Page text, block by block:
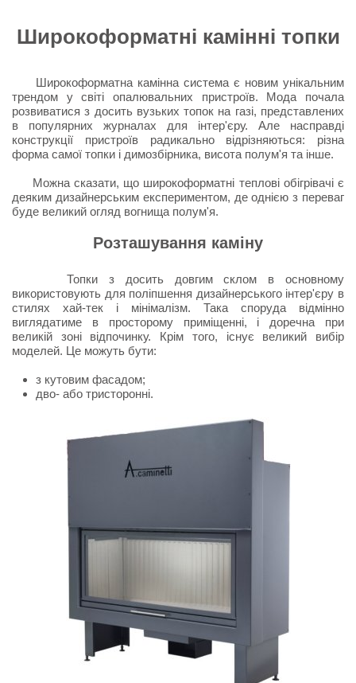
Широкоформатні камінні топки
Широкоформатна камінна система є новим унікальним
трендом у світі опалювальних пристроїв. Мода почала
розвиватися з досить вузьких топок на газі, представлених
в популярних журналах для інтер'єру. Але насправді
конструкції пристроїв радикально відрізняються: різна
форма самої топки і димозбірника, висота полум'я та інше.
Можна сказати, що широкоформатні теплові обігрівачі є
деяким дизайнерським експериментом, де однією з переваг
буде великий огляд вогнища полум'я.
Розташування каміну
Топки з досить довгим склом в основному
використовують для поліпшення дизайнерського інтер'єру в
стилях хай-тек і мінімалізм. Така споруда відмінно
виглядатиме в просторому приміщенні, і доречна при
великій зоні відпочинку. Крім того, існує великий вибір
моделей. Це можуть бути:
з кутовим фасадом;
дво- або тристоронні.